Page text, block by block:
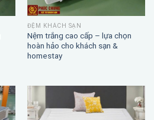
ĐỆM KHÁCH SẠN
Nệm trắng cao cấp – lựa chọn
hoàn hảo cho khách sạn &
homestay